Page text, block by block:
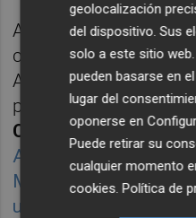
A Asdecas fueron a
con el fin de "ocultar
Anticorrupción. Por
procedentes de la
Castellónen 2012. A
Asdecas acaba en
María Desamparados
unas transferencias
geolocalización
del dispositivo. Sus
solo a este sitio
pueden basarse en
lugar del
oponerse en
Puede retirar su
cualquier momento
cookies.Política de